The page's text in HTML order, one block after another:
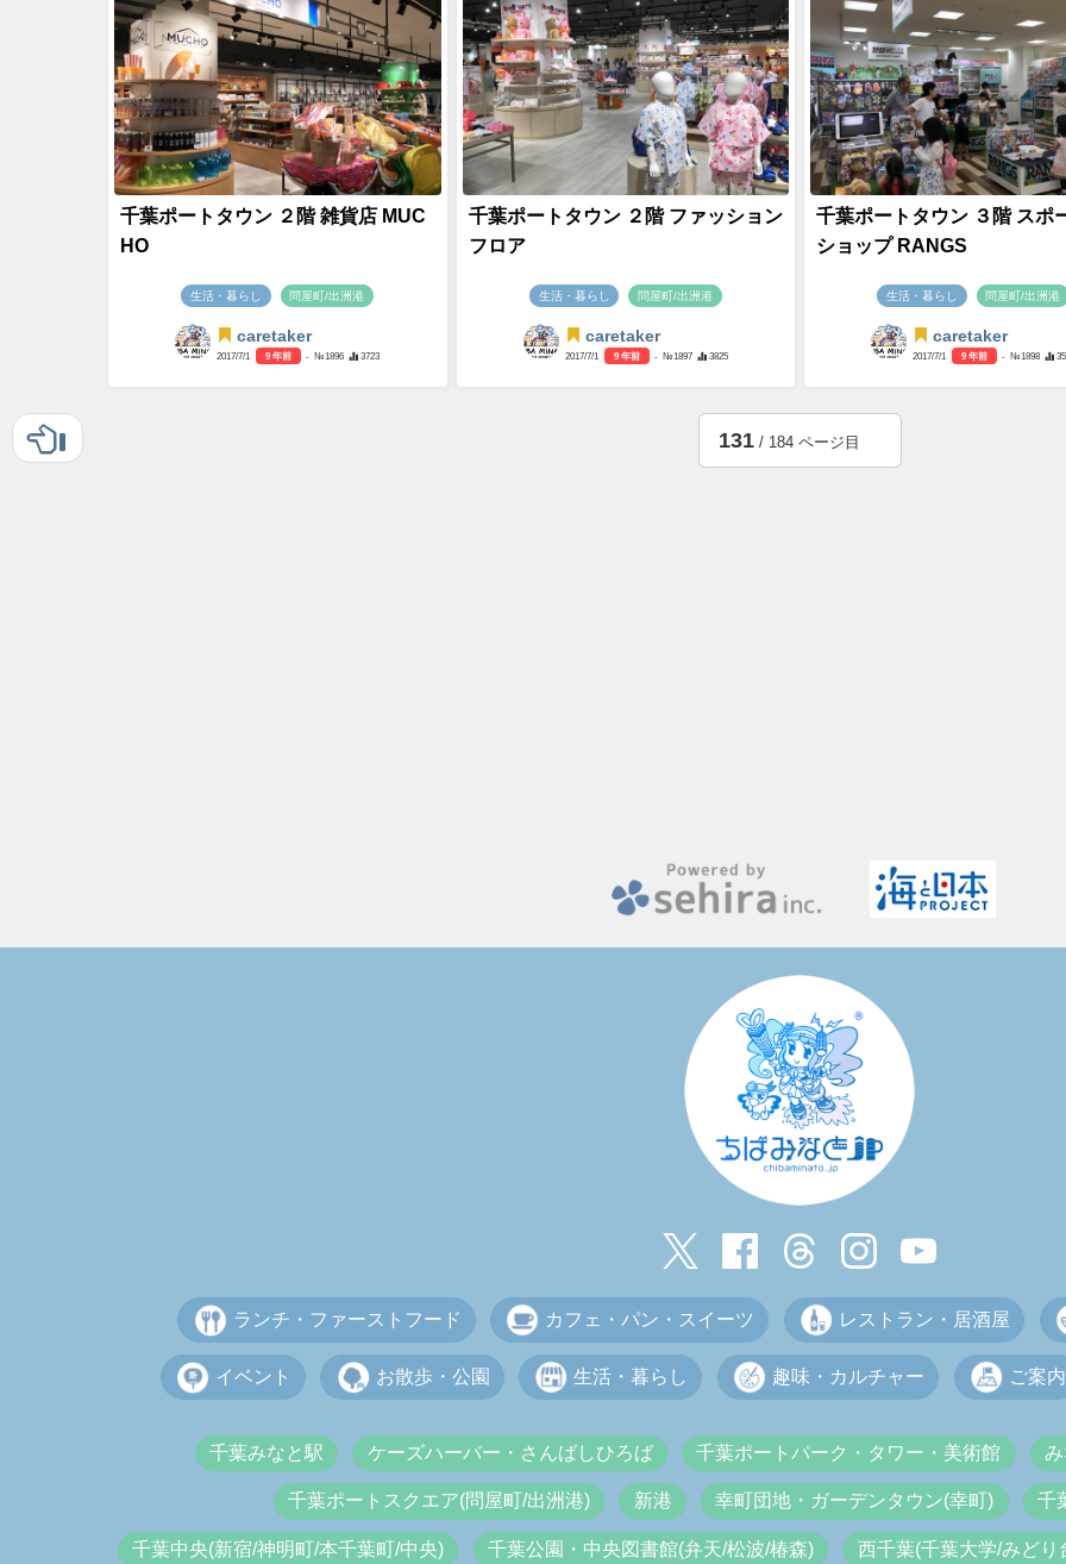
千葉ポートタウン ２階 雑貨店 MUC
HO
生活・暮らし 問屋町/出洲港
caretaker
2017/7/1 9 年前 - №1896 3723
千葉ポートタウン ２階 ファッション
フロア
生活・暮らし 問屋町/出洲港
caretaker
2017/7/1 9 年前 - №1897 3825
千葉ポートタウン ３階 スポ
ショップ RANGS
生活・暮らし 問屋町/出洲港
caretaker
2017/7/1 9 年前 - №1898
131/ 184 ページ目
ランチ・ファーストフード カフェ・パン・スイーツ レストラン・居酒屋
イベント お散歩・公園 生活・暮らし 趣味・カルチャー ご案内
千葉みなと駅 ケーズハーバー・さんばしひろば 千葉ポートパーク・タワー・美術館
千葉ポートスクエア(問屋町/出洲港) 新港 幸町団地・ガーデンタウン(幸町) 千
千葉中央(新宿/神明町/本千葉町/中央) 千葉公園・中央図書館(弁天/松波/椿森) 西千葉(千葉大学/みどり